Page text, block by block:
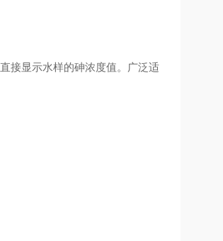
接显示水样的砷浓度值。广泛适